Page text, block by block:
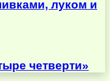
луком и
четверти»